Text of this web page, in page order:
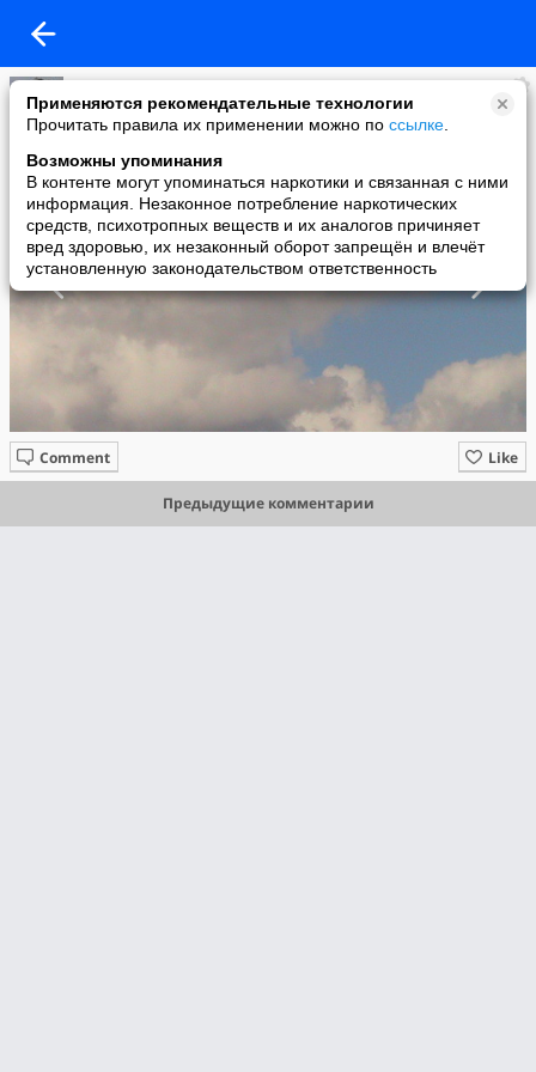
Применяются рекомендательные технологии
Прочитать правила их применении можно по ссылке
Возможны упоминания
В контенте могут упоминаться наркотики и связанная с ними
информация. Незаконное потребление наркотических
средств, психотропных веществ и их аналогов причиняет
вред здоровью, их незаконный оборот запрещён и влечёт
установленную законодательством ответственность
Булат Тухватуллин
added a photo
15 Oct в 17:49
Like
Comment
Предыдущие комментарии